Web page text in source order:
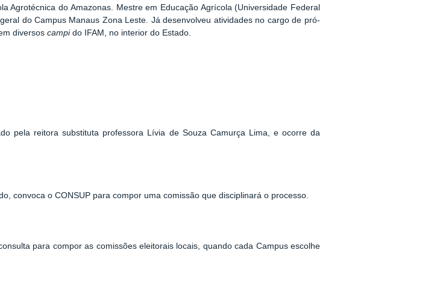
Agrotécnica do Amazonas. Mestre em Educação Agrícola (Universidade Federal
do Campus Manaus Zona Leste. Já desenvolveu atividades no cargo de pró-
diversos campi do IFAM, no interior do Estado.
pela reitora substituta professora Lívia de Souza Camurça Lima, e ocorre da
convoca o CONSUP para compor uma comissão que disciplinará o processo.
para compor as comissões eleitorais locais, quando cada Campus escolhe